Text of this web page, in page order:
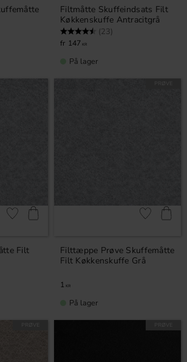
Filtmåtte Skuffeindsats Filt
Køkkenskuffe Antracitgrå
Vurdering: (23)
147 KR
På lager
Filt
Gem som favorit
Filttæppe Prøve Skuffemåtte
Filt Køkkenskuffe Grå
1 KR
PRØVE
Gem som
På lager
PRØVE PRØVE